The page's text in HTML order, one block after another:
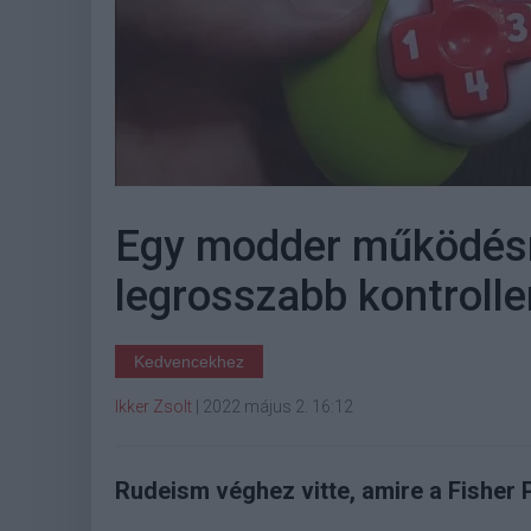
Egy modder
legrosszabb
Kedvencekhez
Ikker Zsolt 2022 május 2. 16:12
Rudeism véghez vitte, amire a Fisher